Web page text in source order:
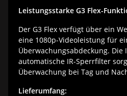
Leistungsstarke G3 Flex-
Der G3 Flex verfügt über ein
eine 1080p-Videoleistung für
Überwachungsabdeckung. Die
automatische IR-Sperrfilter
Überwachung bei Tag und
Lieferumfang: